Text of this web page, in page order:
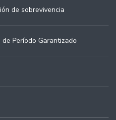
de sobrevivencia
Período Garantizado